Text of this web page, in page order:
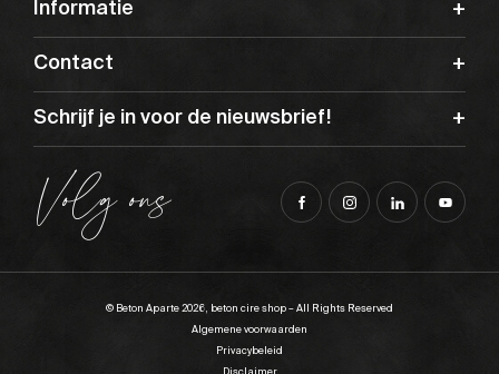
Informatie
Contact
Schrijf je in voor de nieuwsbrief!
Volg ons
© Beton Aparte 2026, beton cire shop – All Rights Reserved
Algemene voorwaarden
Privacybeleid